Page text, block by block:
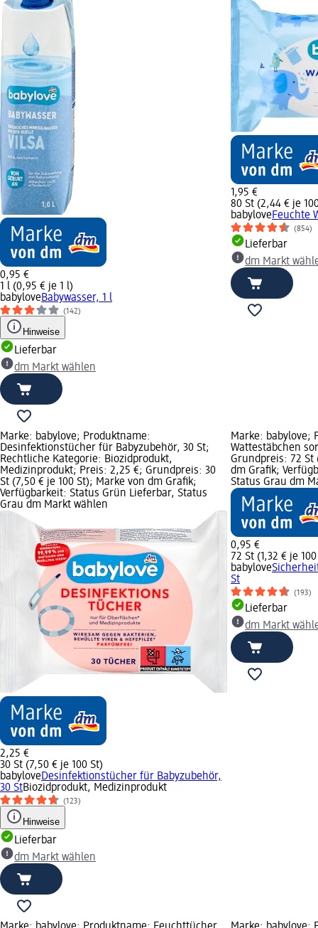
0,95 €
1 l (0,95 € je 1 l)
babyloveBabywasser, 1 l
(142)
Hinweise
Lieferbar
dm Markt wählen
1,95 €
80 St (2,44 € je
babyloveFeuchte
(854)
Lieferbar
dm Markt
Marke: babylove; Produktname:
Desinfektionstücher für Babyzubehör, 30 St;
Rechtliche Kategorie: Biozidprodukt,
Medizinprodukt; Preis: 2,25 €; Grundpreis: 30
St (7,50 € je 100 St); Marke von dm Grafik;
Verfügbarkeit: Status Grün Lieferbar, Status
Grau dm Markt wählen
2,25 €
30 St (7,50 € je 100 St)
babyloveDesinfektionstücher für Babyzubehör,
30 StBiozidprodukt, Medizinprodukt
(123)
Hinweise
Lieferbar
dm Markt wählen
Marke: babylove;
Wattestäbchen
Grundpreis: 72 St
dm Grafik;
Status Grau dm
0,95 €
72 St (1,32 € je
babylove
St
(193)
Lieferbar
dm Markt